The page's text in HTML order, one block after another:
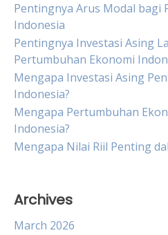
Pentingnya Arus Modal bagi
Indonesia
Pentingnya Investasi Asing
Pertumbuhan Ekonomi
Mengapa Investasi Asing
Indonesia?
Mengapa Pertumbuhan
Indonesia?
Mengapa Nilai Riil Penting
Archives
March 2026